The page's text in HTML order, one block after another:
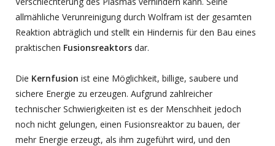
allmähliche Verunreinigung durch Wolfram ist der gesamten
Reaktion abträglich und stellt ein Hindernis für den Bau eines
praktischen Fusionsreaktors dar.
Die Kernfusion ist eine Möglichkeit, billige, saubere und
sichere Energie zu erzeugen. Aufgrund zahlreicher
technischer Schwierigkeiten ist es der Menschheit jedoch
noch nicht gelungen, einen Fusionsreaktor zu bauen, der
mehr Energie erzeugt, als ihm zugeführt wird, und den